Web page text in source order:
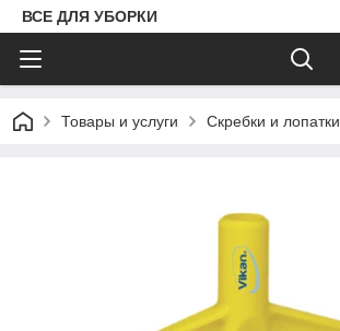
ВСЕ ДЛЯ УБОРКИ
Товары и услуги Скребки и лопатки